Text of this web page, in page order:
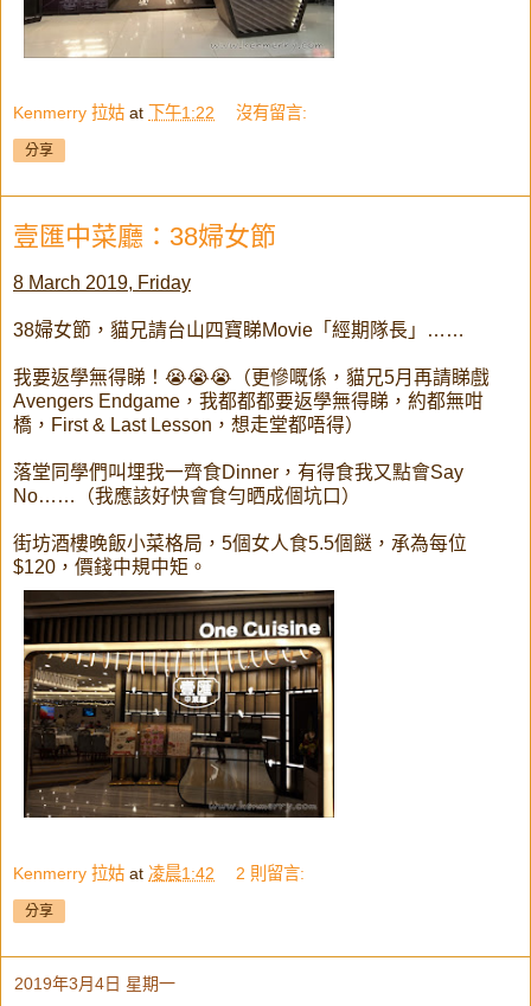
Kenmerry 拉姑 at 下午1:22 沒有留言:
分享
壹匯中菜廳：38婦女節
8 March 2019, Friday
38婦女節，貓兄請台山四寶睇Movie「經期隊長」……
我要返學無得睇！😭😭😭（更慘嘅係，貓兄5月再請睇戲
Avengers Endgame，我都都都要返學無得睇，約都無咁
橋，First & Last Lesson，想走堂都唔得）
落堂同學們叫埋我一齊食Dinner，有得食我又點會Say
No……（我應該好快會食勻晒成個坑口）
街坊酒樓晚飯小菜格局，5個女人食5.5個餸，承為每位
$120，價錢中規中矩。
Kenmerry 拉姑 at 凌晨1:42 2 則留言:
分享
2019年3月4日 星期一